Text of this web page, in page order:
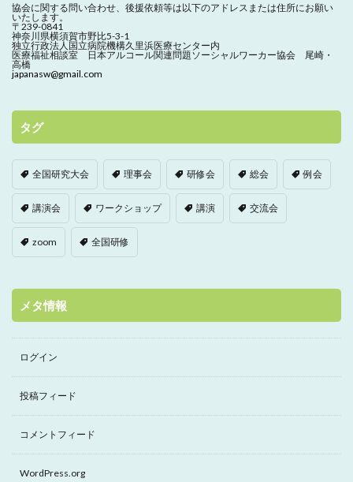
協会に関する問い合わせ、 後援依頼等は以下のアドレスまたは住所にお願い
いたします。
〒239-0841
神奈川県横須賀市野比5-3-1
独立行政法人国立病院機構久里浜医療センター内
医療福祉相談室 日本アルコール関連問題ソーシャルワーカー協会 尾崎・
高橋
japanasw@gmail.com
タグ
全国研究大会 理事会 研修会 総会 例会
講演会 ワークショップ 講演 交流会
zoom 全国研修
メタ情報
ログイン
投稿フィード
コメントフィード
WordPress.org